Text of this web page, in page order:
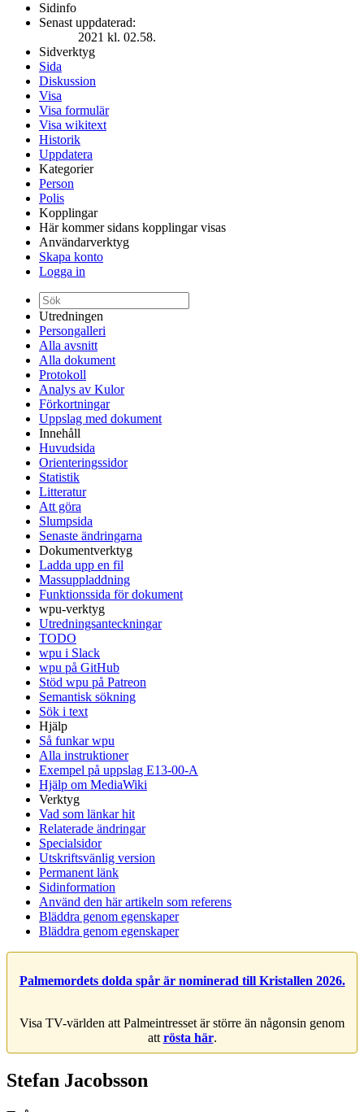
Sidinfo
Senast uppdaterad:
2021 kl. 02.58.
Sidverktyg
Sida
Diskussion
Visa
Visa formulär
Visa wikitext
Historik
Uppdatera
Kategorier
Person
Polis
Kopplingar
Här kommer sidans kopplingar visas
Användarverktyg
Skapa konto
Logga in
Utredningen
Persongalleri
Alla avsnitt
Alla dokument
Protokoll
Analys av Kulor
Förkortningar
Uppslag med dokument
Innehåll
Huvudsida
Orienteringssidor
Statistik
Litteratur
Att göra
Slumpsida
Senaste ändringarna
Dokumentverktyg
Ladda upp en fil
Massuppladdning
Funktionssida för dokument
wpu-verktyg
Utredningsanteckningar
TODO
wpu i Slack
wpu på GitHub
Stöd wpu på Patreon
Semantisk sökning
Sök i text
Hjälp
Så funkar wpu
Alla instruktioner
Exempel på uppslag E13-00-A
Hjälp om MediaWiki
Verktyg
Vad som länkar hit
Relaterade ändringar
Specialsidor
Utskriftsvänlig version
Permanent länk
Sidinformation
Använd den här artikeln som referens
Bläddra genom egenskaper
Bläddra genom egenskaper
Palmemordets dolda spår är nominerad till Kristallen 2026.
Visa TV-världen att Palmeintresset är större än någonsin genom
att rösta här.
Stefan Jacobsson